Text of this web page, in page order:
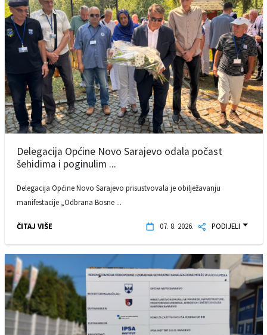
Delegacija Općine Novo Sarajevo odala počast
šehidima i poginulim ...
Delegacija Općine Novo Sarajevo prisustvovala je obilježavanju
manifestacije „Odbrana Bosne ...
ČITAJ VIŠE 07. 8. 2026. PODIJELI